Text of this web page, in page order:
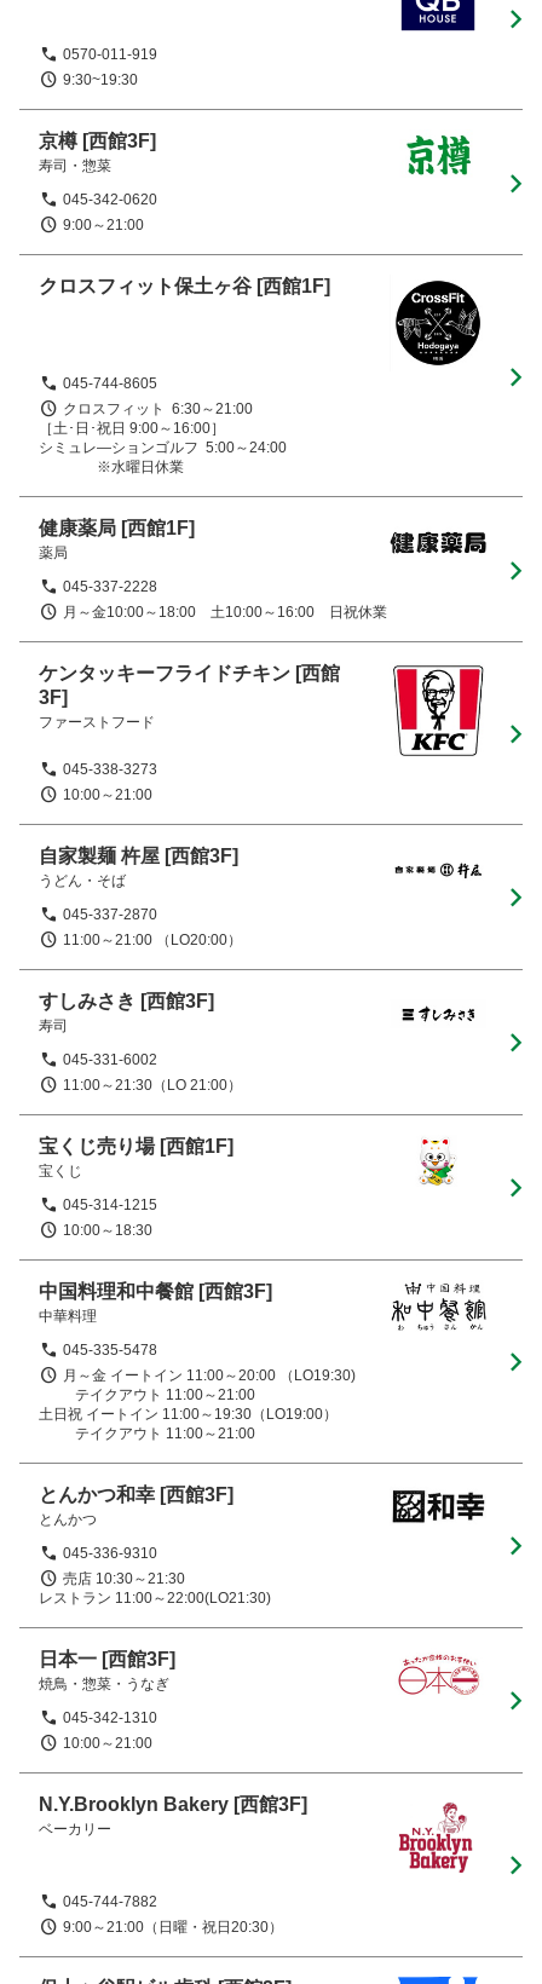
0570-011-919
9:30~19:30
京樽 [西館3F]
寿司・惣菜
045-342-0620
9:00～21:00
クロスフィット保土ヶ谷 [西館1F]
045-744-8605
クロスフィット  6:30～21:00
［土･日･祝日 9:00～16:00］
シミュレ―ションゴルフ  5:00～24:00
※水曜日休業
健康薬局 [西館1F]
薬局
045-337-2228
月～金10:00～18:00　土10:00～16:00　日祝休業
ケンタッキーフライドチキン [西館
3F]
ファーストフード
045-338-3273
10:00～21:00
自家製麺 杵屋 [西館3F]
うどん・そば
045-337-2870
11:00～21:00 （LO20:00）
すしみさき [西館3F]
寿司
045-331-6002
11:00～21:30（LO 21:00）
宝くじ売り場[西館1F]
宝くじ
045-314-1215
10:00～18:30
中国料理和中餐館 [西館3F]
中華料理
045-335-5478
月～金 イートイン 11:00～20:00 （LO19:30)
土日祝 イートイン 11:00～19:30（LO19:00）
とんかつ和幸 [西館3F]
とんかつ
045-336-9310
売店 10:30～21:30
レストラン 11:00～22:00(LO21:30)
日本一 [西館3F]
焼鳥・惣菜・うなぎ
045-342-1310
10:00～21:00
N.Y.Brooklyn Bakery [西館3F]
ベーカリー
045-744-7882
9:00～21:00（日曜・祝日20:30）